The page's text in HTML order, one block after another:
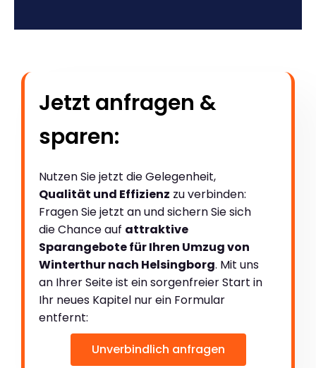
Jetzt anfragen &
sparen:
Nutzen Sie jetzt die Gelegenheit,
Qualität und Effizienz zu verbinden:
Fragen Sie jetzt an und sichern Sie sich
die Chance auf attraktive
Sparangebote für Ihren Umzug von
Winterthur nach Helsingborg. Mit uns
an Ihrer Seite ist ein sorgenfreier Start in
Ihr neues Kapitel nur ein Formular
entfernt:
Unverbindlich anfragen